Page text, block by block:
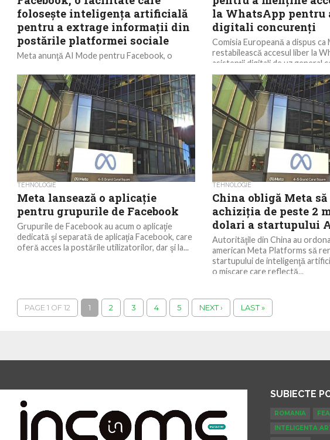
foloseşte inteligenţa artificială
pentru a extrage informaţii din
postările platformei sociale
Meta anunţă AI Mode pentru Facebook, o
pentru a extrage informaţii din postările
platformei sociale şi a...
la WhatsApp
digitali concurenți
Comisia Europeană a dispus ca
restabilească accesul liber la
asistenții digitali de uz general
îl...
TEHNOLOGIE
Meta lansează o aplicaţie
pentru grupurile de Facebook
Grupurile de Facebook au acum o aplicaţie
dedicată şi separată de aplicaţia Facebook, care
oferă acces la postările utilizatorilor, dar şi la...
TEHNOLOGIE
China obligă Meta
achiziţia de peste 2
dolari a startupului
Autorităţile din China au
american Meta Platforms să
startupului de inteligenţă
o mişcare care reflectă...
PAGE 1 OF 12 1 2 3 4 5 NEXT › LAST »
SUBIECTE
ROMANIA
INTELIGENTA